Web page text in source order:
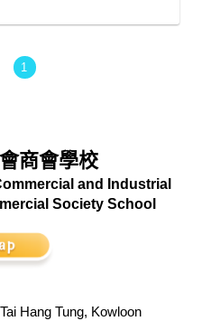
1
商會學校
and Industrial
Society School
Hang Tung, Kowloon